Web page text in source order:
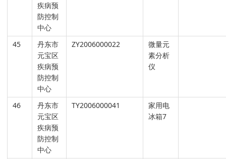
疾病预
防控制
中心
45
丹东市
元宝区
疾病预
防控制
中心
ZY2006000022
微量元
素分析
仪
46
丹东市
元宝区
疾病预
防控制
中心
TY2006000041
家用电
冰箱7